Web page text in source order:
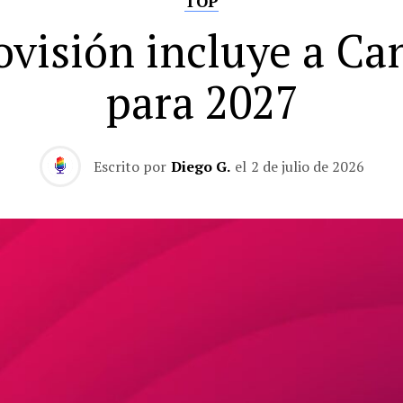
incluye a
para 2027
Escrito por Diego G. el 2 de julio de 2026